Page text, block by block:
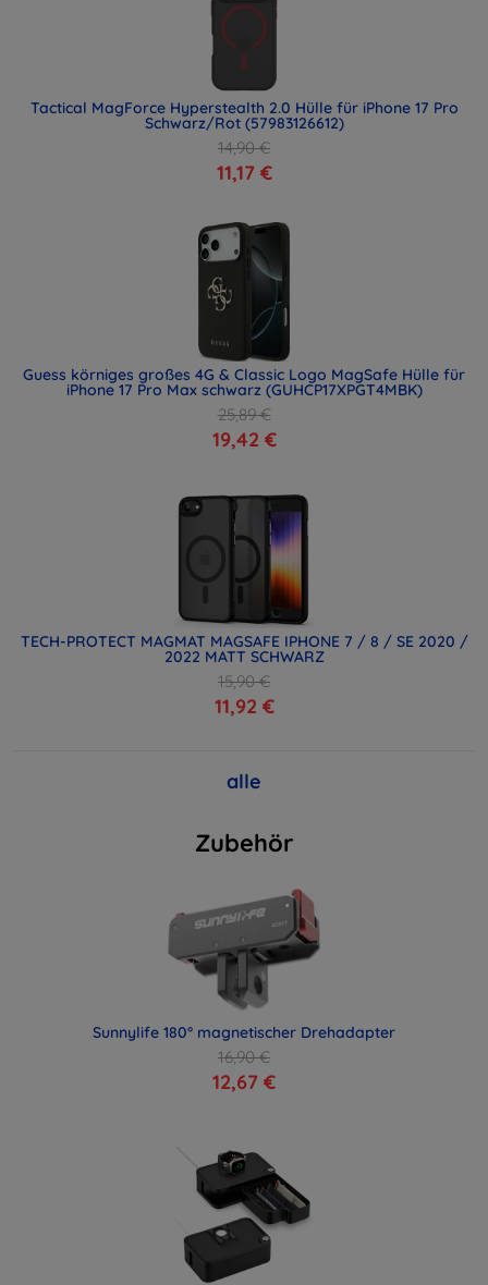
Tactical MagForce Hyperstealth 2.0 Hülle für iPhone 17 Pro
Schwarz/Rot (57983126612)
14,90 €
11,17 €
Guess körniges großes 4G & Classic Logo MagSafe Hülle für
iPhone 17 Pro Max schwarz (GUHCP17XPGT4MBK)
25,89 €
19,42 €
TECH-PROTECT MAGMAT MAGSAFE IPHONE 7 / 8 / SE 2020 /
2022 MATT SCHWARZ
15,90 €
11,92 €
alle
Zubehör
Sunnylife 180° magnetischer Drehadapter
16,90 €
12,67 €